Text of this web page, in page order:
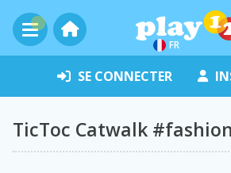
FR
SE CONNECTER
TicToc Catwalk #fashion